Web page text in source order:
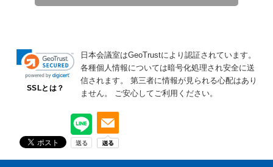
SSLとは？
日本会議室はGeoTrustにより認証されています。
各種個人情報については暗号化処理され安全に送
信されます。
第三者に情報が見られる心配はあり
ません。
ご安心してご利用ください。